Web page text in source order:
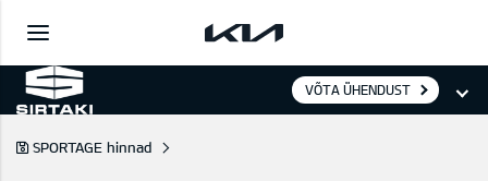
VÕTA ÜHENDUST
SPORTAGE hinnad